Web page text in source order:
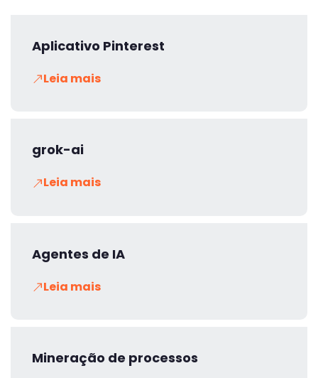
Aplicativo Pinterest
Leia mais
grok-ai
Leia mais
Agentes de IA
Leia mais
Mineração de processos